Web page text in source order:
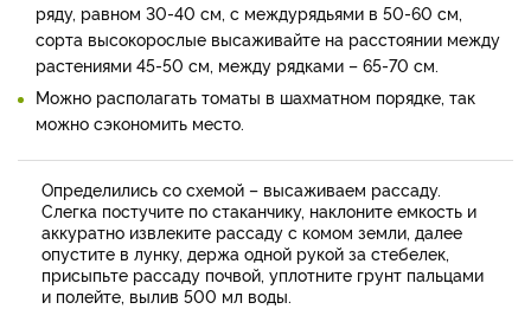
ряду, равном 30-40 см, с междурядьями в 50-60 см,
сорта высокорослые высаживайте на расстоянии между
растениями 45-50 см, между рядками – 65-70 см.
Можно располагать томаты в шахматном порядке, так
можно сэкономить место.
Определились со схемой – высаживаем рассаду.
Слегка постучите по стаканчику, наклоните емкость и
аккуратно извлеките рассаду с комом земли, далее
опустите в лунку, держа одной рукой за стебелек,
присыпьте рассаду почвой, уплотните грунт пальцами
и полейте, вылив 500 мл воды.